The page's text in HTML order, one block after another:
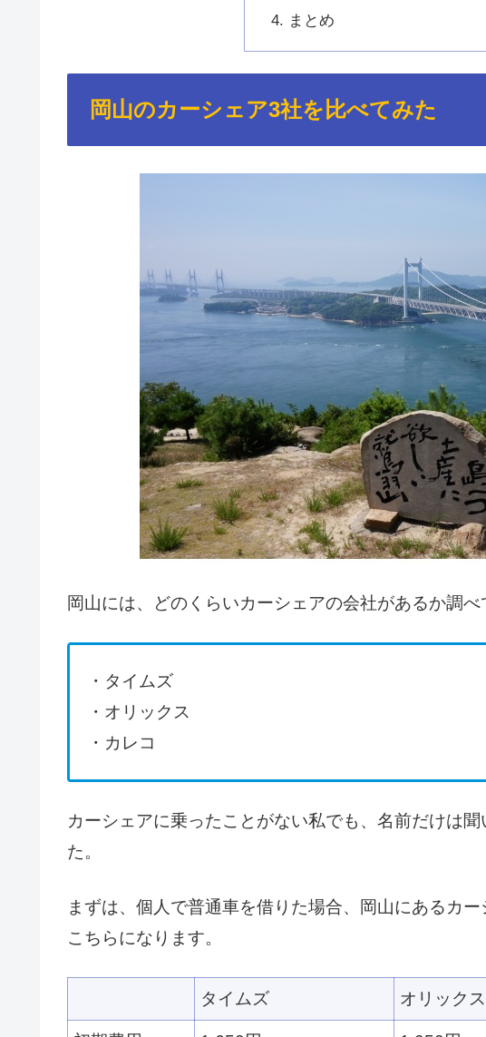
まとめ
岡山のカーシェア3社を比べてみた
岡山には、どのくらいカーシェアの会社があるか調べ
・タイムズ
・オリックス
・カレコ
カーシェアに乗ったことがない私でも、名前だけは
た。
まずは、個人で普通車を借りた場合、岡山にあるカ
こちらになります。
タイムズ オリック